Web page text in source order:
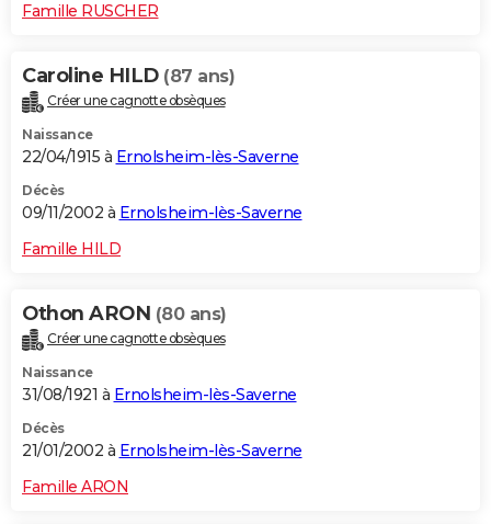
Famille RUSCHER
Caroline HILD (87 ans)
Créer une cagnotte obsèques
Naissance
22/04/1915 à Ernolsheim-lès-Saverne
Décès
09/11/2002 à Ernolsheim-lès-Saverne
Famille HILD
Othon ARON (80 ans)
Créer une cagnotte obsèques
Naissance
31/08/1921 à Ernolsheim-lès-Saverne
Décès
21/01/2002 à Ernolsheim-lès-Saverne
Famille ARON